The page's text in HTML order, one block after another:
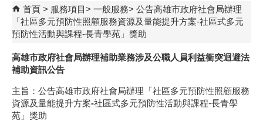
首頁 服務項目 一般服務
公告高雄市政府社會局辦理
「社區多元預防性照顧服務資源及量能提升方案-社區式多元
預防性活動與課程-長青學苑」獎助
高雄市政府社會局辦理補助業務涉及公職人員利益衝突迴避法
補助資訊公告
主旨：公告高雄市政府社會局辦理「社區多元預防性照顧服務
資源及量能提升方案-社區式多元預防性活動與課程-長青學
苑」獎助